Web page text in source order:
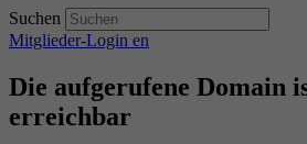
Suchen
Mitglieder-Login en
Die aufgerufene Domain
erreichbar